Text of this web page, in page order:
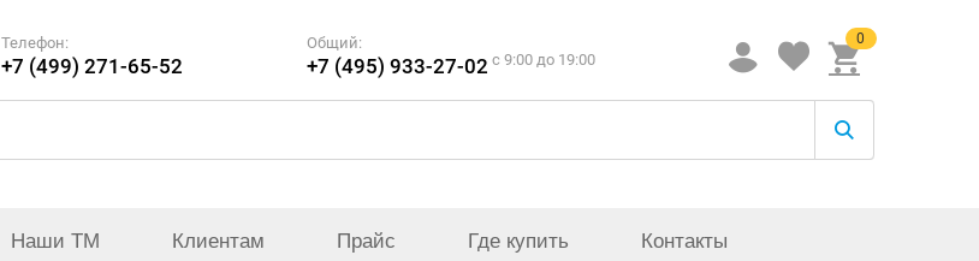
Телефон:
+7 (499) 271-65-52
Общий:
+7 (495) 933-27-02 c 9:00 до 19:00
0
Наши ТМ Клиентам Прайс Где купить Контакты